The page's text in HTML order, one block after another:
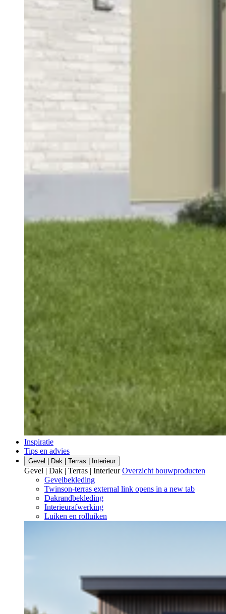
Inspiratie
Tips en advies
Gevel | Dak | Terras | Interieur
Gevel | Dak | Terras | Interieur Overzicht bouwproducten
Gevelbekleding
Twinson-terras external link opens in a new tab
Dakrandbekleding
Interieurafwerking
Luiken en rolluiken